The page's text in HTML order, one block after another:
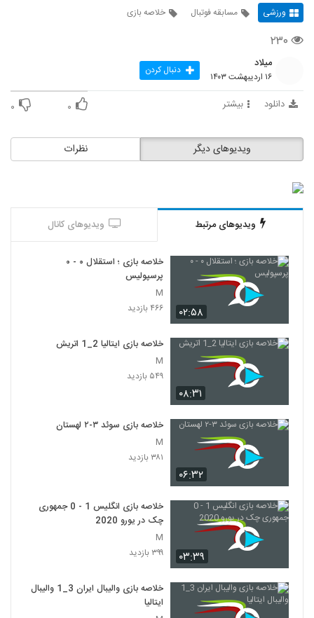
ورزشی مسابقه فوتبال خلاصه بازی
۲۳۰
میلاد
۱۶ اردیبهشت ۱۴۰۳ دنبال کردن
دانلود بیشتر ۰ ۰
نظرات ویدیوهای دیگر
ویدیوهای مرتبط ویدیوهای کانال
۰۲:۵۸
خلاصه بازی ؛ استقلال ۰ - ۰
پرسپولیس
M
۴۶۶ بازدید
۰۸:۳۱
خلاصه بازی ایتالیا 2_1 اتريش
M
۵۴۹ بازدید
۰۶:۳۲
خلاصه بازی سوئد ۳-۲ لهستان
M
۳۸۱ بازدید
۰۳:۳۹
خلاصه بازی انگلیس 1 - 0 جمهوری
چک در یورو 2020
M
۳۹۹ بازدید
خلاصه بازی والیبال ایران 3_1 والیبال
ایتالیا